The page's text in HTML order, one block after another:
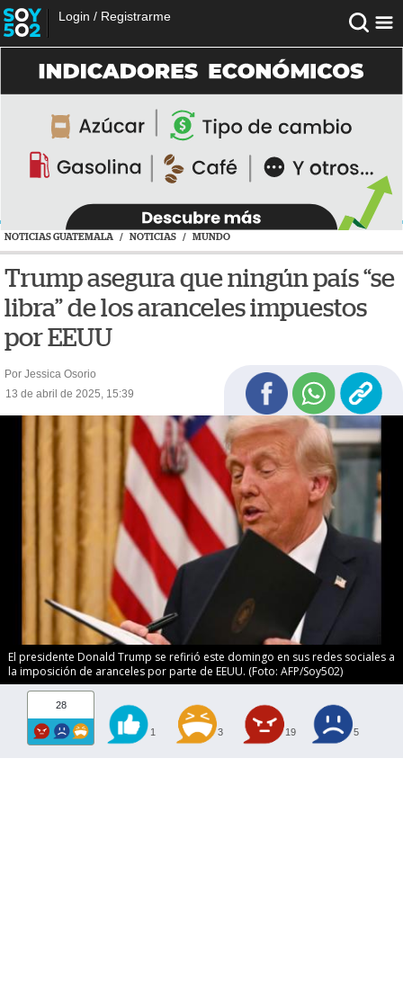
Login / Registrarme
NOTICIAS GUATEMALA / NOTICIAS / MUNDO
Trump asegura que ningún país “se
libra” de los aranceles impuestos
por EEUU
Por Jessica Osorio
13 de abril de 2025, 15:39
El presidente Donald Trump se refirió este domingo en sus redes sociales a
la imposición de aranceles por parte de EEUU. (Foto: AFP/Soy502)
28
1 3 19 5